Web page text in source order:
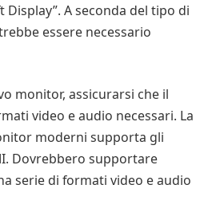
Display”. A seconda del tipo di
essere necessario
monitor, assicurarsi che il
video e audio necessari. La
moderni supporta gli
Dovrebbero supportare
serie di formati video e audio